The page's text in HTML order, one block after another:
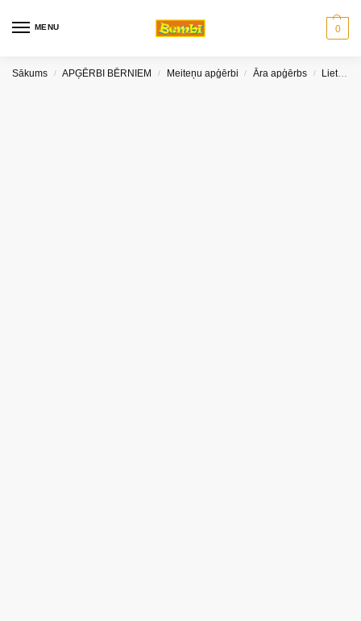
MENU 0
Sākums / APĢĒRBI BĒRNIEM / Meiteņu apģērbi / Āra apģērbs / Lietus apģērbs meitenēm